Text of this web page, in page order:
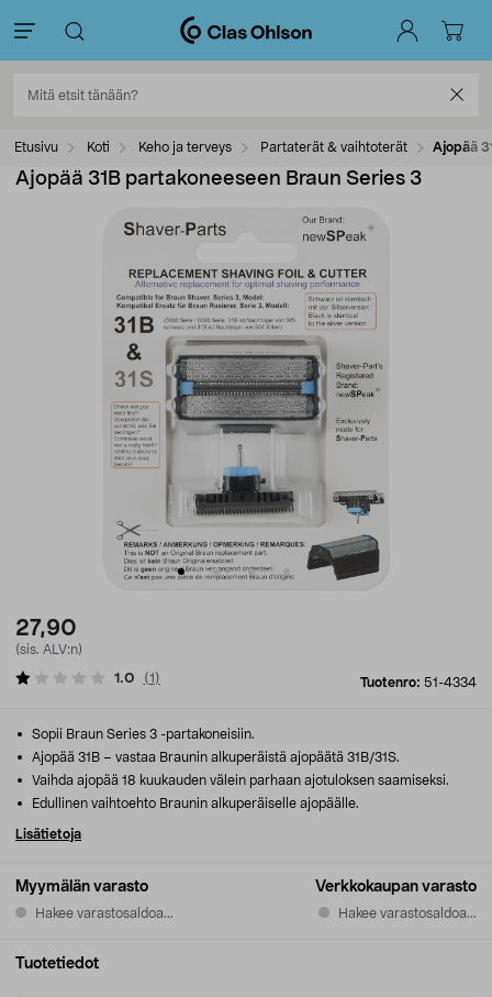
Etusivu Koti Keho ja terveys Partaterät & vaihtoterät Ajopää
Ajopää 31B partakoneeseen Braun Series 3
27,90
(sis. ALV:n)
Tuotenro: 51-4334
1.0 (1 )
Myymälän varasto
Hakee varastosaldoa...
Verkkokaupan varasto
Hakee varastosaldoa...
Sopii Braun Series 3 -partakoneisiin.
Ajopää 31B – vastaa Braunin alkuperäistä ajopäätä 31B/31S.
Vaihda ajopää 18 kuukauden välein parhaan ajotuloksen saamiseksi.
Edullinen vaihtoehto Braunin alkuperäiselle ajopäälle.
Lisätietoja
Tuotetiedot